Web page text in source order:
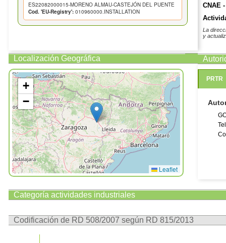
ES22082000015-MORENO ALMAU-CASTEJÓN DEL PUENTE
Cod. 'EU-Registry': 010960000.INSTALLATION
Localización Geográfica
+
−
Leaflet
CNAE
La
y
PRTR
Categoría actividades industriales
Codificación de RD 508/2007 según RD 815/2013